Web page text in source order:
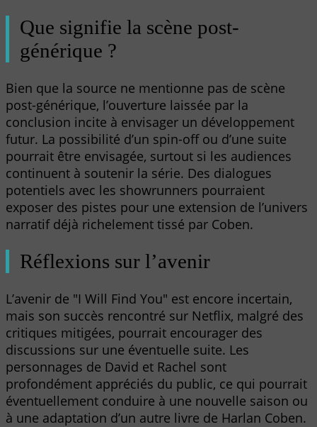
Que signifie la scène post-
générique ?
Bien que la source ne mentionne pas de scène
post-générique, l’ouverture laissée par la
conclusion incite à envisager un développement
futur. La possibilité d’un spin-off ou d’une suite
pourrait être envisagée, surtout si les audiences
continuent à soutenir la série. Des dialogues
potentiels avec les showrunners pourraient
exposer des pistes pour une extension de l’univers
narratif déjà richelement tissé par Coben.
Réflexions sur l’avenir
L’avenir de "I Will Find You" est encore incertain,
mais son succès rencontré sur Netflix, malgré des
critiques mitigées, pourrait encourager des
discussions sur une éventuelle suite. Les
personnages de David et Rachel sont
profondément appréciés du public, ce qui pourrait
éventuellement conduire à une nouvelle saison ou
à une adaptation d’un autre livre de Harlan Coben.